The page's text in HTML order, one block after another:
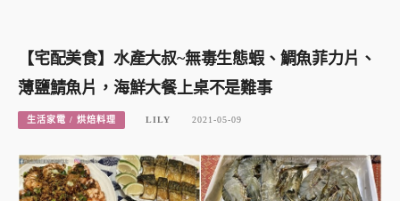
【宅配美食】水產大叔~無毒生態蝦、鯛魚菲力片、
薄鹽鯖魚片，海鮮大餐上桌不是難事
生活家電 / 烘焙料理 LILY 2021-05-09